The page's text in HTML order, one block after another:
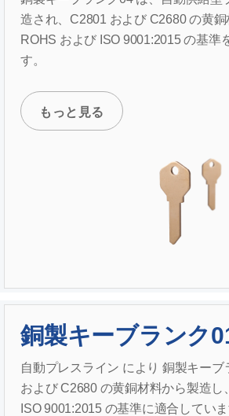
造され、C2801 および C2680 の黄銅
ROHS および ISO 9001:2015 の基準
す。
もっと見る
銅製キーブランク
自動プレスライン により 銅製キーブ
および C2680 の黄銅材料から製造し
ISO 9001:2015 の基準に適合していま